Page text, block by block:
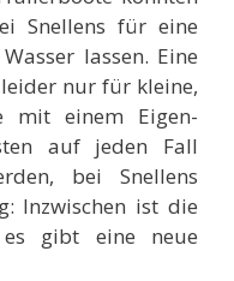
Snellens für eine
lassen. Eine
nur für kleine,
mit einem Eigen-
auf jeden Fall
bei Snellens
Inzwischen ist die
es gibt eine neue